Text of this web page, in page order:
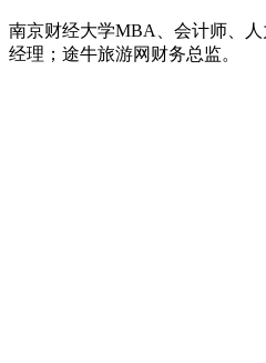
南京财经大学MBA、会计师、
经理；途牛旅游网财务总监。